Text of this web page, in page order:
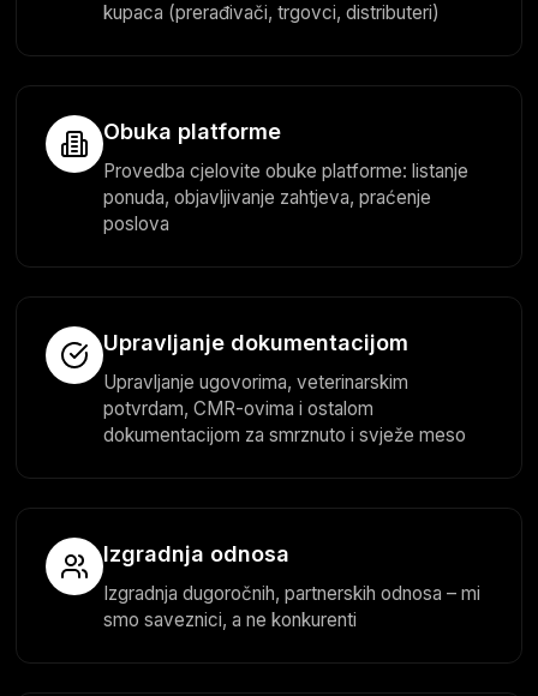
kupaca (prerađivači, trgovci, distributeri)
Obuka platforme
Provedba cjelovite obuke platforme: listanje
ponuda, objavljivanje zahtjeva, praćenje
poslova
Upravljanje dokumentacijom
Upravljanje ugovorima, veterinarskim
potvrdam, CMR-ovima i ostalom
dokumentacijom za smrznuto i svježe meso
Izgradnja odnosa
Izgradnja dugoročnih, partnerskih odnosa – mi
smo saveznici, a ne konkurenti